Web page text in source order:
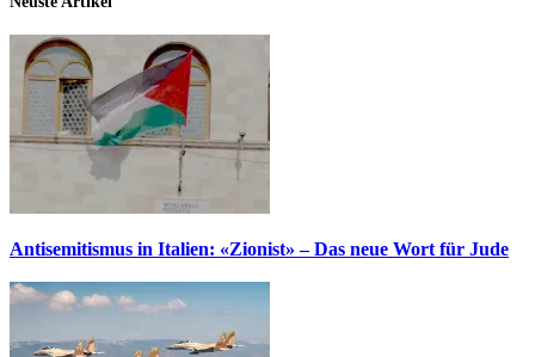
Antisemitismus in Italien: «Zionist» – Das neue Wort für Jude